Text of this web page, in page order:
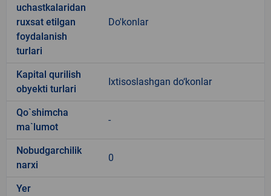
uchastkalaridan
ruxsat etilgan
foydalanish
turlari
Do'konlar
Kapital qurilish
obyekti turlari
Ixtisoslashgan do‘konlar
Qo`shimcha
ma`lumot
-
Nobudgarchilik
narxi
0
Yer